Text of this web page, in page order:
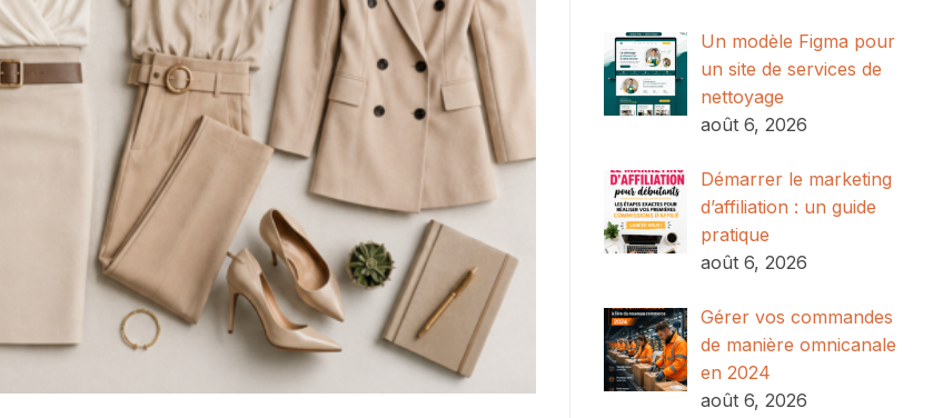
Un modèle Figma pour
un site de services de
nettoyage
août 6, 2026
Démarrer le marketing
d’affiliation : un guide
pratique
août 6, 2026
Gérer vos commandes
de manière omnicanale
en 2024
août 6, 2026